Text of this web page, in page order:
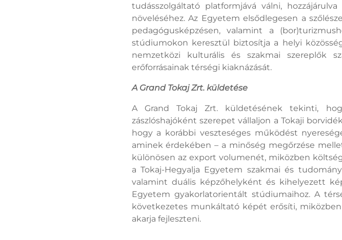
tudásszolgáltató platformjává válni,
növeléséhez. Az Egyetem elsődlegesen a
pedagógusképzésen, valamint a
stúdiumokon keresztül biztosítja a helyi
nemzetközi kulturális és szakmai szereplők
erőforrásainak térségi kiaknázását.
A Grand Tokaj Zrt. küldetése
A Grand Tokaj Zrt. küldetésének tekinti,
zászlóshajóként szerepet vállaljon a Tokaji
hogy a korábbi veszteséges működést
aminek érdekében – a minőség megőrzése
különösen az export volumenét, miközben
a Tokaj-Hegyalja Egyetem szakmai és
valamint duális képzőhelyként és kihelyezett
Egyetem gyakorlatorientált stúdiumaihoz. A
következetes munkáltató képét erősíti,
akarja fejleszteni.